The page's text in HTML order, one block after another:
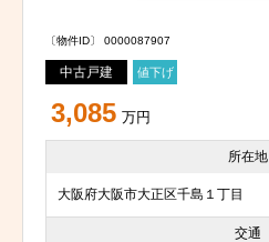
〔物件ID〕 0000087907
中古戸建 値下げ
3,085 万円
所在地
大阪府大阪市大正区千島１丁目
交通